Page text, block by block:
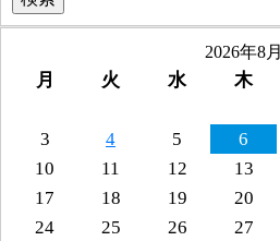
2026年8月
月 火 水 木
3
4 5 6
10
11 12 13
17
18 19 20
24
25 26 27